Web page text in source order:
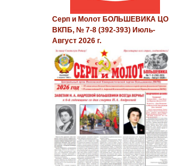
Серп и Молот БОЛЬШЕВИКА ЦО
ВКПБ, № 7-8 (392-393) Июль-
Август 2026 г.